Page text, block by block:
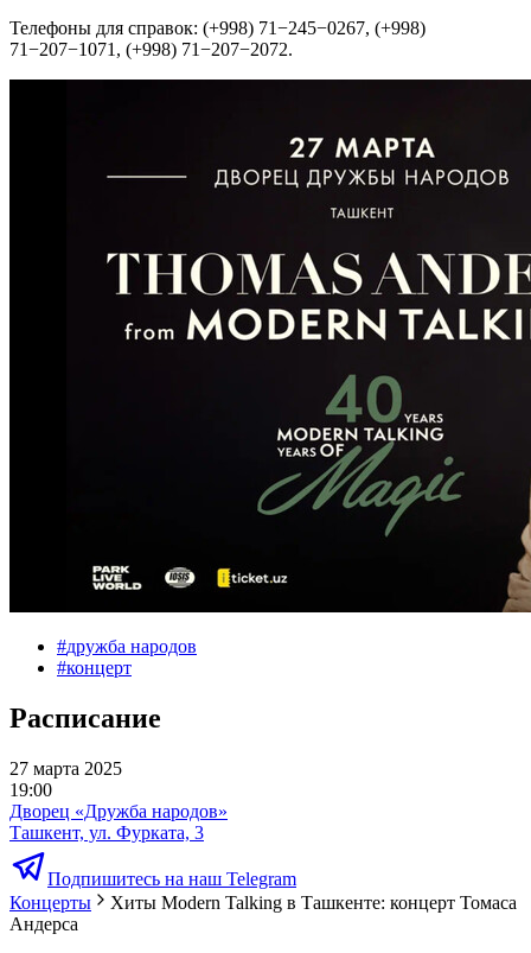
Телефоны для справок: (+998) 71−245−0267, (+998)
71−207−1071, (+998) 71−207−2072.
#дружба народов
#концерт
Расписание
27 марта 2025
19:00
Дворец «Дружба народов»
Ташкент, ул. Фурката, 3
Подпишитесь на наш Telegram
Концерты
Хиты Modern Talking в Ташкенте: концерт Томаса
Андерса